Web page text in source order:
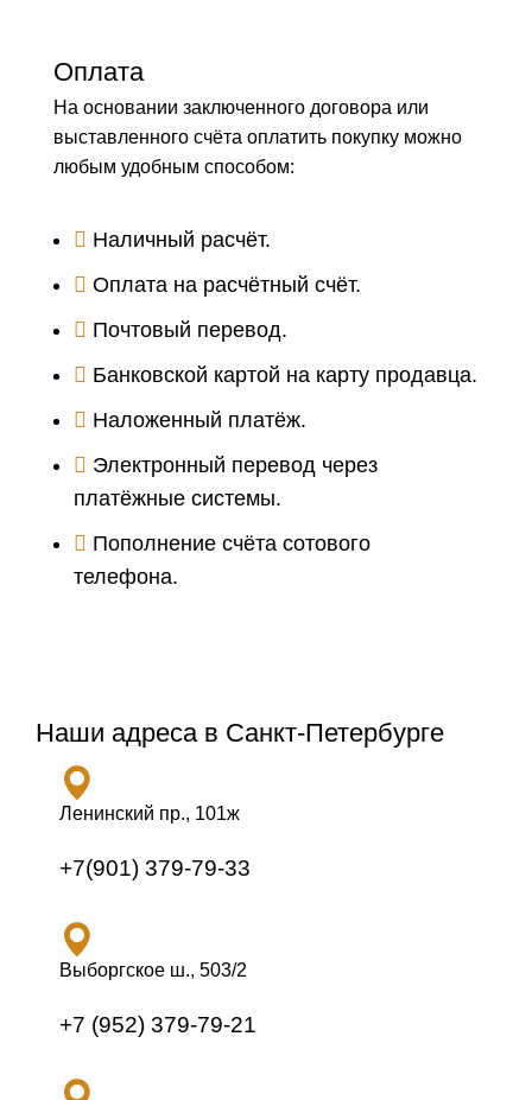
Оплата
На основании заключенного договора или
выставленного счёта оплатить покупку можно
любым удобным способом:
Наличный расчёт.
Оплата на расчётный счёт.
Почтовый перевод.
Банковской картой на карту продавца.
Наложенный платёж.
Электронный перевод через
платёжные системы.
Пополнение счёта сотового
телефона.
Наши адреса в Санкт-Петербурге
Ленинский пр., 101ж
+7(901) 379-79-33
Выборгское ш., 503/2
+7 (952) 379-79-21